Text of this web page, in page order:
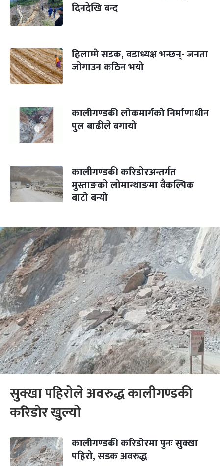
दिनदेखि बन्द
हिलाम्मे सडक, वडाध्यक्ष भन्छन्- जनता
जोगाउन कठिन भयो
कालीगण्डकी लोकमार्गको निर्माणाधीन
पुल बाढीले बगायो
कालीगण्डकी करिडोरअन्तर्गत
मुस्ताङको लोमान्थाङमा वैकल्पिक
बाटो बन्यो
सुक्खा पहिरोले अवरुद्ध कालीगण्डकी
करिडोर खुल्यो
कालीगण्डकी करिडोरमा पुनः सुक्खा
पहिरो, सडक अवरुद्ध